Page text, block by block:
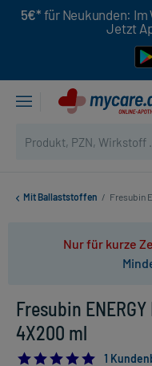
5€* für Neukunden: Im
Jetzt
Mit Ballaststoffen / Fresubin
Nur für kurze
Fresubin
4X200 ml
5.01